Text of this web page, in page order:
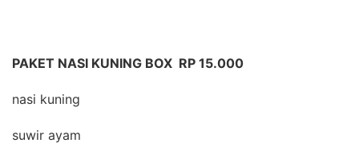
PAKET NASI KUNING BOX RP 15.000
nasi kuning
suwir ayam